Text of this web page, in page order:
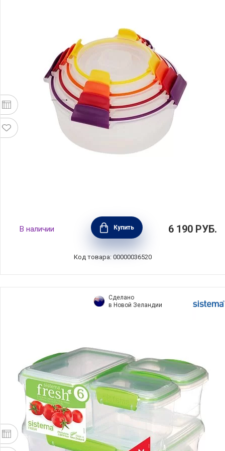
Набор из 4 круглых контейнеров Nest Lock,
пластик+силикон, Joseph Joseph,
Великобритания, 1000015
В наличии Купить 6 190 РУБ.
Код товара: 00000036520
Сделано
в Новой Зеландии